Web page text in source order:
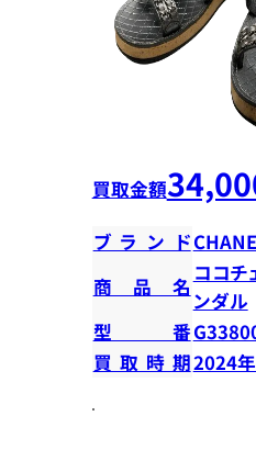
買取金額
ブランド
商品名
ココ
ンダル
型番
買取時期2024